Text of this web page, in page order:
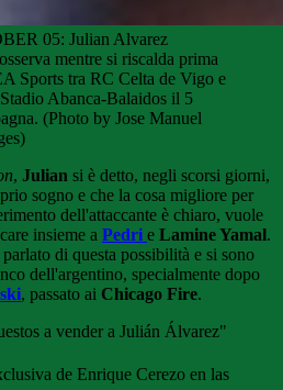
05: Julian Alvarez
mentre si riscalda prima
Sports tra RC Celta de Vigo e
Abanca-Balaidos il 5
(Photo by Jose Manuel
, Julian si è detto, negli scorsi giorni,
sogno e che la cosa migliore per
dell'attaccante è chiaro, vuole
insieme a Pedri e Lamine Yamal.
di questa possibilità e si sono
dell'argentino, specialmente dopo
, passato ai Chicago Fire.
a vender a Julián Álvarez"
de Enrique Cerezo en las